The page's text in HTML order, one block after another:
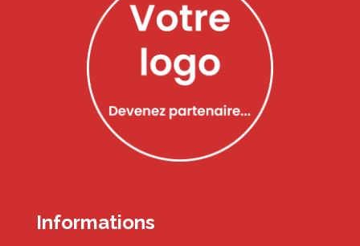
Informations